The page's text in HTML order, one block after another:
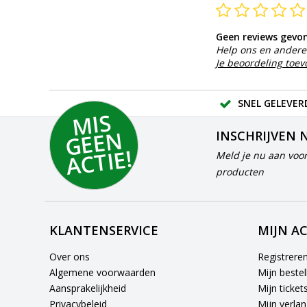
Geen reviews
Help ons en
Je beoordeling
SNEL
MI
S
G
E
E
N
A
C
TI
E!
INSCHRIJVEN
Meld je nu aan
producten
KLANTENSERVICE
Over ons
Algemene voorwaarden
Aansprakelijkheid
Privacybeleid
MIJN
Registreren
Mijn
Mijn tickets
Mijn